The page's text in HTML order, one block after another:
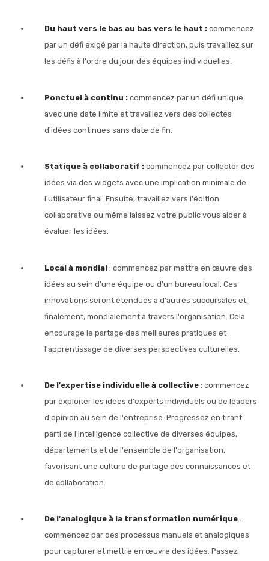
Du haut vers le bas au bas vers le haut : commencez
par un défi exigé par la haute direction, puis travaillez sur
les défis à l'ordre du jour des équipes individuelles.
Ponctuel à continu : commencez par un défi unique
avec une date limite et travaillez vers des collectes
d'idées continues sans date de fin.
Statique à collaboratif : commencez par collecter des
idées via des widgets avec une implication minimale de
l'utilisateur final. Ensuite, travaillez vers l'édition
collaborative ou même laissez votre public vous aider à
évaluer les idées.
Local à mondial : commencez par mettre en œuvre des
idées au sein d'une équipe ou d'un bureau local. Ces
innovations seront étendues à d'autres succursales et,
finalement, mondialement à travers l'organisation. Cela
encourage le partage des meilleures pratiques et
l'apprentissage de diverses perspectives culturelles.
De l'expertise individuelle à collective : commencez
par exploiter les idées d'experts individuels ou de leaders
d'opinion au sein de l'entreprise. Progressez en tirant
parti de l'intelligence collective de diverses équipes,
départements et de l'ensemble de l'organisation,
favorisant une culture de partage des connaissances et
de collaboration.
De l'analogique à la transformation numérique :
commencez par des processus manuels et analogiques
pour capturer et mettre en œuvre des idées. Passez